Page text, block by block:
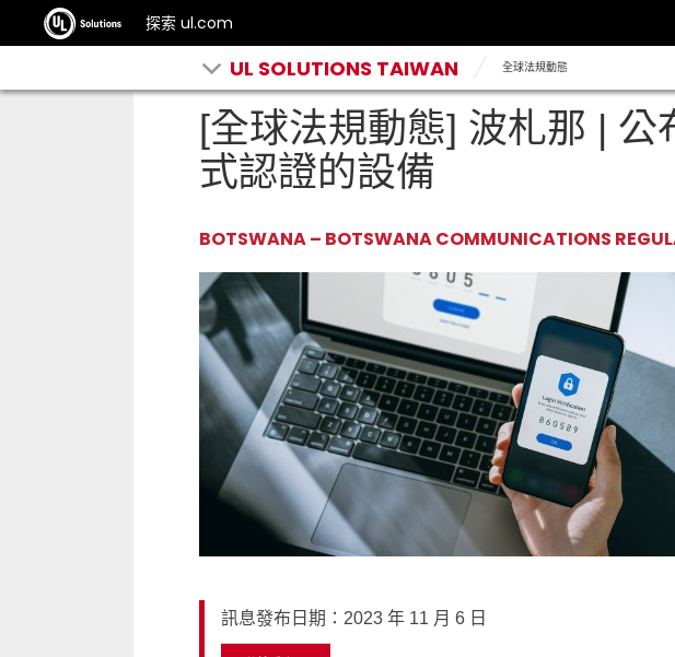
探索 ul.com
UL SOLUTIONS TAIWAN 全球法規動態
[全球法規動態] 波札那 | 公
式認證的設備
BOTSWANA – BOTSWANA COMMUNICATIONS
訊息發布日期：2023 年 11 月 6 日